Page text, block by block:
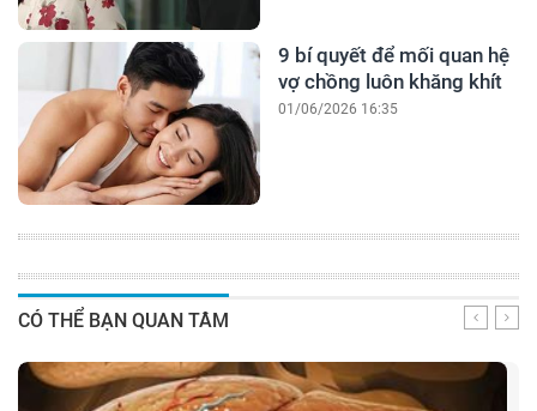
9 bí quyết để mối quan hệ
vợ chồng luôn khăng khít
01/06/2026 16:35
CÓ THỂ BẠN QUAN TÂM